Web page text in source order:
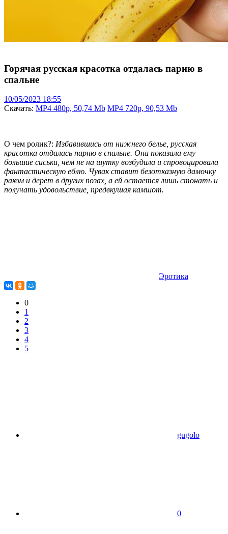
Горячая русская красотка отдалась парню в
спальне
10/05/2023 18:55
Скачать: MP4 480p, 50,74 Mb MP4 720p, 90,53 Mb
О чем ролик?: Избавившись от нижнего белье, русская
красотка отдалась парню в спальне. Она показала ему
большие сиськи, чем не на шутку возбудила и спровоцировала
фантастическую еблю. Чувак ставит безотказную дамочку
раком и дерет в других позах, а ей остается лишь стонать и
получать удовольствие, предвкушая камшот.
Эротика
0
1
2
3
4
5
gugolo
0